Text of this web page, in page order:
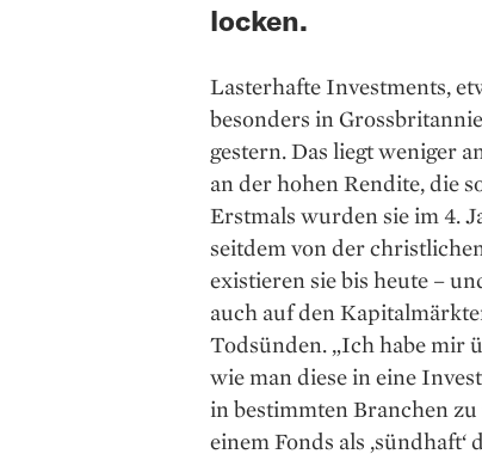
locken.
Lasterhafte Investments,
besonders in
gestern. Das liegt weniger
an der hohen Rendite, die
Erstmals wurden sie im 4.
seitdem von der
existieren sie bis heute –
auch auf den
Todsünden. „Ich habe mir
wie man diese in eine
in bestimmten Branchen
einem Fonds als